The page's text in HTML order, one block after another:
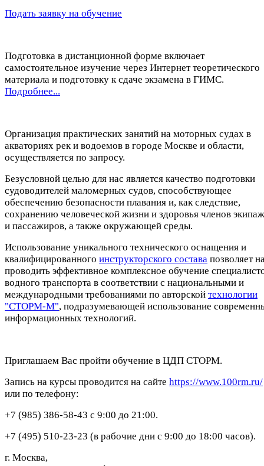
Подать заявку на обучение
Подготовка в дистанционной форме включает
самостоятельное изучение через Интернет теоретического
материала и подготовку к сдаче экзамена в ГИМС.
Подробнее...
Организация практических занятий на моторных судах в
акваториях рек и водоемов в городе Москве и области,
осуществляется по запросу.
Безусловной целью для нас является качество подготовки
судоводителей маломерных судов, способствующее
обеспечению безопасности плавания и, как следствие,
сохранению человеческой жизни и здоровья членов
и пассажиров, а также окружающей среды.
Использование уникального технического оснащения и
квалифицированного инструкторского состава позволяет
проводить эффективное комплексное обучение
водного транспорта в соответствии с национальными и
международными требованиями по авторской технологии
"СТОРМ-М", подразумевающей использование
информационных технологий.
Приглашаем Вас пройти обучение в ЦДП СТОРМ.
Запись на курсы проводится на сайте https://www.100rm.ru/
или по телефону:
+7 (985) 386-58-43 с 9:00 до 21:00.
+7 (495) 510-23-23 (в рабочие дни с 9:00 до 18:00 часов).
г. Москва,